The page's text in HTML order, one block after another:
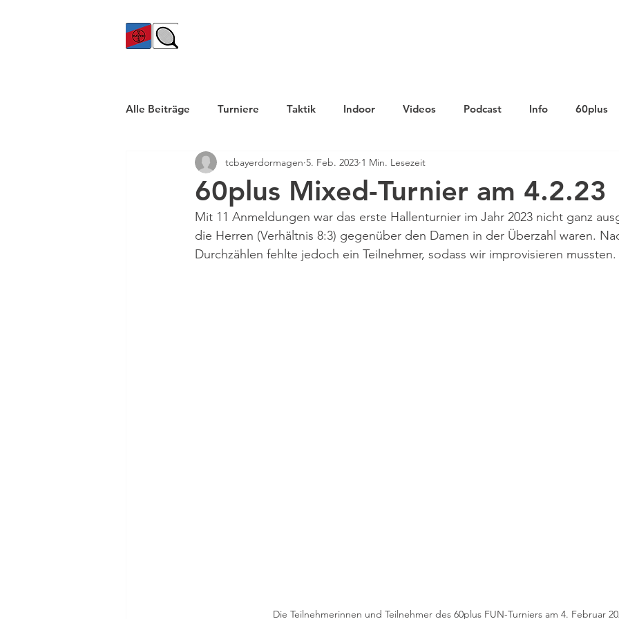
Alle Beiträge Turniere Taktik Indoor Videos Podcast Info 60plus
60plus Mixed-Turnier am 4.2.23
tcbayerdormagen 5. Feb. 2023 1 Min. Lesezeit
Mit 11 Anmeldungen war das erste Hallenturnier im Jahr 2023 nicht ganz
die Herren (Verhältnis 8:3) gegenüber den Damen in der Überzahl waren.
Durchzählen fehlte jedoch ein Teilnehmer, sodass wir improvisieren mussten.
Die Teilnehmerinnen und Teilnehmer des 60plus FUN-Turniers am 4. Februar